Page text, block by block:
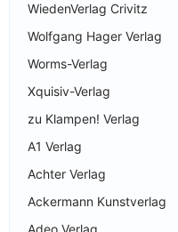
WiedenVerlag Crivitz
Wolfgang Hager Verlag
Worms-Verlag
Xquisiv-Verlag
zu Klampen! Verlag
A1 Verlag
Achter Verlag
Ackermann Kunstverlag